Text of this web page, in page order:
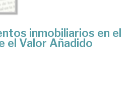
inmobiliarios en el
el Valor Añadido